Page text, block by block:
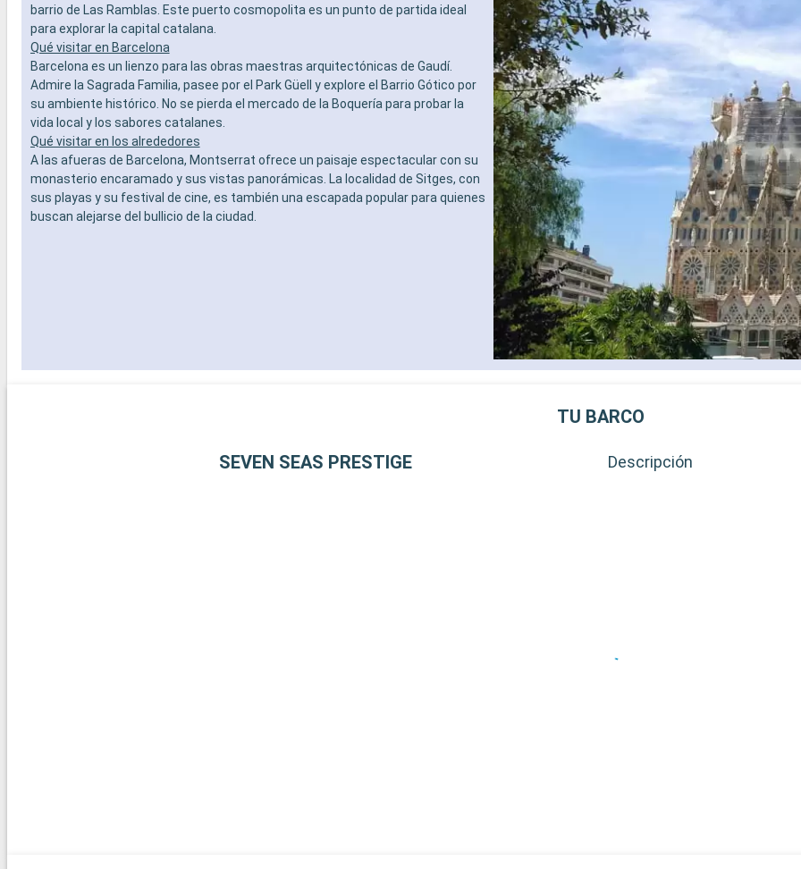
barrio de Las Ramblas. Este puerto cosmopolita es un punto de partida ideal
para explorar la capital catalana.
Qué visitar en Barcelona
Barcelona es un lienzo para las obras maestras arquitectónicas de Gaudí.
Admire la Sagrada Familia, pasee por el Park Güell y explore el Barrio Gótico por
su ambiente histórico. No se pierda el mercado de la Boquería para probar la
vida local y los sabores catalanes.
Qué visitar en los alrededores
A las afueras de Barcelona, Montserrat ofrece un paisaje espectacular con su
monasterio encaramado y sus vistas panorámicas. La localidad de Sitges, con
sus playas y su festival de cine, es también una escapada popular para quienes
buscan alejarse del bullicio de la ciudad.
TU BARCO
SEVEN SEAS PRESTIGE Descripción